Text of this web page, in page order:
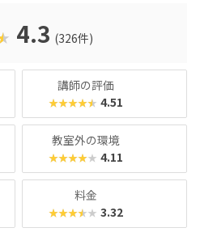
チングに使われるそうで、「教
が……」なんてトラブルも極力
ださいね。
4.3 (326件)
講師の評価
★★★★★ 4.51
教室外の環境
★★★★★ 4.11
料金
★★★★★ 3.32